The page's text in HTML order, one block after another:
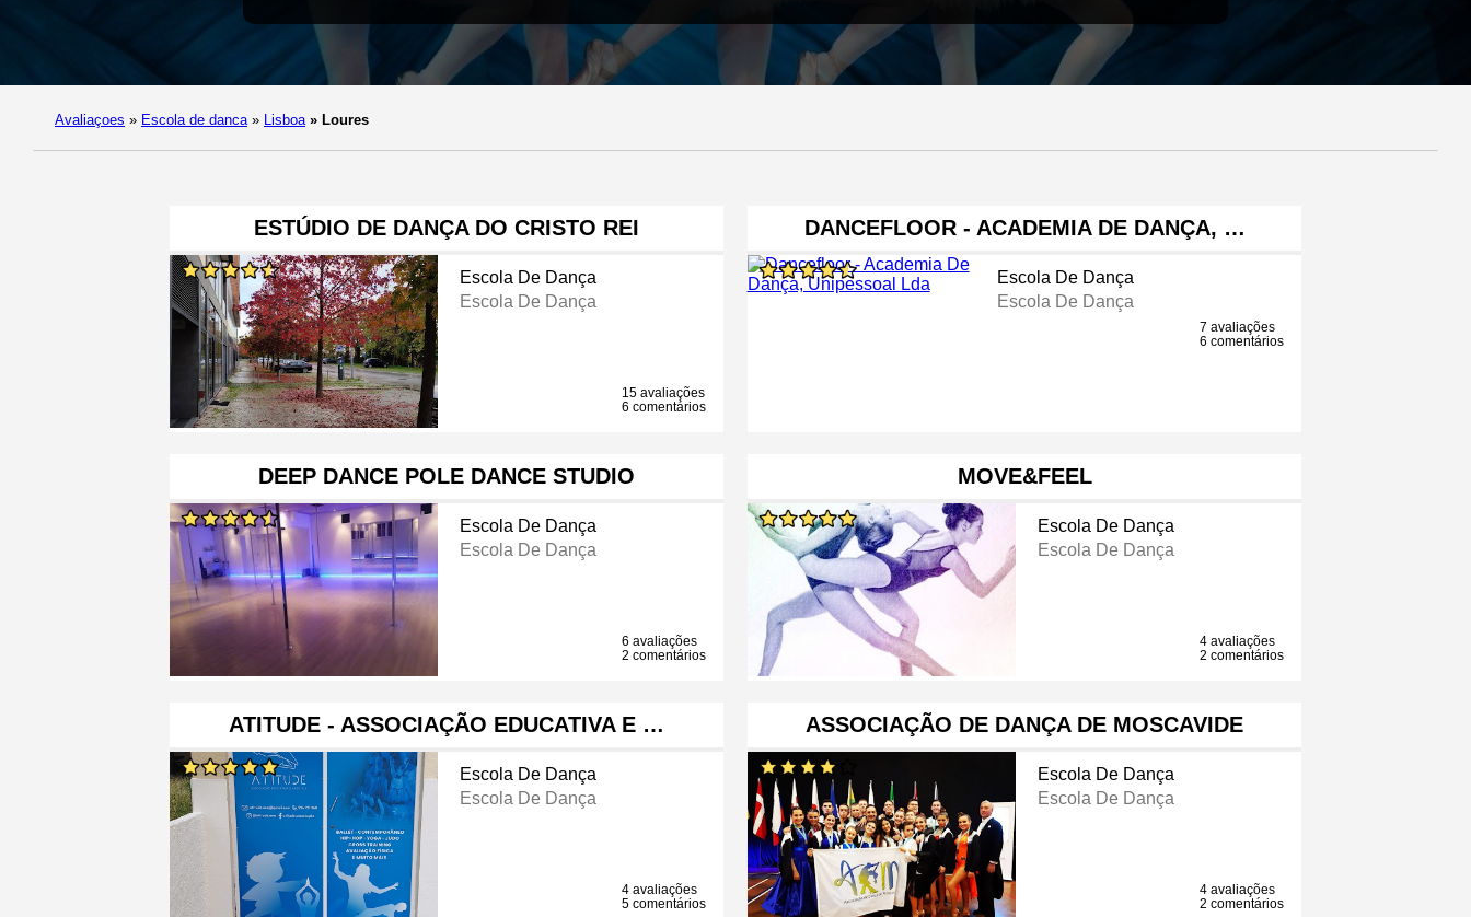
Avaliaçoes » Escola de danca » Lisboa » Loures
ESTÚDIO DE DANÇA DO CRISTO REI
Escola De Dança
Escola De Dança
15 avaliações
6 comentários
DANCEFLOOR - ACADEMIA DE DANÇA, …
Escola De Dança
Escola De Dança
7 avaliações
6 comentários
DEEP DANCE POLE DANCE STUDIO
Escola De Dança
Escola De Dança
6 avaliações
2 comentários
MOVE&FEEL
Escola De Dança
Escola De Dança
4 avaliações
2 comentários
ATITUDE - ASSOCIAÇÃO EDUCATIVA E …
Escola De Dança
Escola De Dança
4 avaliações
5 comentários
ASSOCIAÇÃO DE DANÇA DE MOSCAVIDE
Escola De Dança
Escola De Dança
4 avaliações
2 comentários